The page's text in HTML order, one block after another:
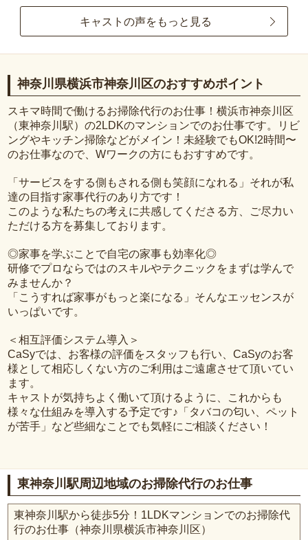
キャストの声をもっと見る
神奈川県横浜市神奈川区のおすすめポイント
スキマ時間で働けるお掃除代行のお仕事！横浜市神奈川区
（東神奈川駅）の2LDKのマンションでのお仕事です。リビ
ングやキッチン掃除などがメイン！未経験でもOK!2時間〜
のお仕事なので、Wワークの方にもおすすめです。
「サービスをする側もされる側も笑顔になれる」それが私
達の目指す家事代行のあり方です！
このような私たちの考えに共感してくださる方、ご尽力い
ただける方を募集しております。
◎家事を学ぶことで自宅の家事も効率化◎
研修でプロならではのスキルやテクニックをまずは学んで
みませんか？
「こうすれば家事がもっと楽になる」そんなエッセンスが
いっぱいです。
＜相互評価システム導入＞
CaSyでは、お客様の評価をスタッフも行い、CaSyのお客
様として相応しくない方のご利用はご遠慮させて頂いてい
ます。
キャストが気持ちよく働いて頂けるように、これからも
様々な仕組みを導入する予定です♪「タバコの匂い、ペット
が苦手」など些細なことでも気軽にご相談ください！
東神奈川駅周辺地域のお掃除代行のお仕事
東神奈川駅から徒歩5分！1LDKマンションでのお掃除代
行のお仕事（神奈川県横浜市神奈川区）